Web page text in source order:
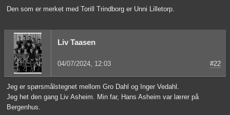
Den som er merket med Torill Trindborg er Unni Lilletorp.
Liv Taasen
04/07/2024, 12:03 #22
Jeg er spørsmålstegnet mellom Gro Dahl og Inger Vedahl.
Jeg het den gang Liv Asheim. Min far, Hans Asheim var lærer på
Bergenhus.